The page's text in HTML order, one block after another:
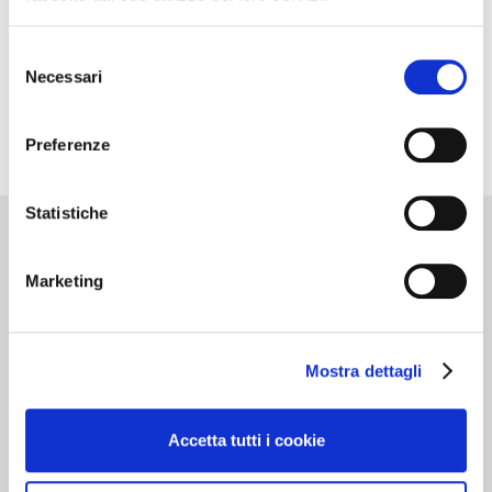
delNecessari
Preferenze
Statistiche
Marketing
Mostra dettagli
Accetta tutti i cookie
Dedicato alle cantine che …”valgono il
viaggio”. Oltre 700 realtà recensite, con